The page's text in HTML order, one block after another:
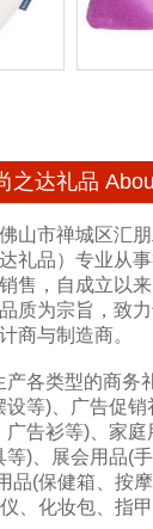
之达礼品
佛山市禅城区汇
达礼品）专业从
销售，自成立以
品质为宗旨，致
计商与制造商。
产各类型的商务
等)、广告促
告衫等)、家庭
)、展会用品(
品(保健箱、按
、化妆包、指